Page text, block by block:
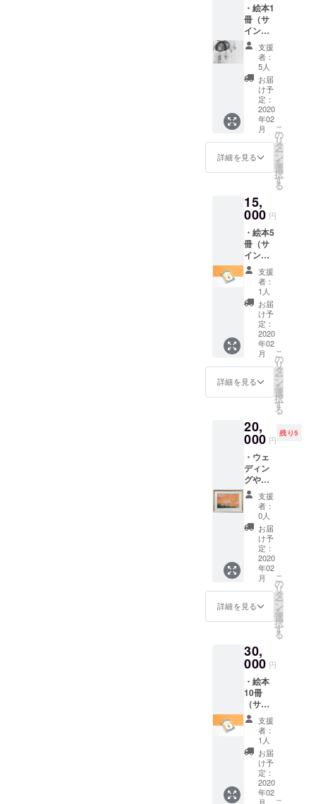
・絵本1
冊（サ
イン入
り） ・
ポスト
カード1
枚（ラ
ンダ
ム） ・
絵本ラ
フ画
（ラン
ダムB4
サイ
ズ） ・
手書き
トお手
紙
支援
者：
5人
お届
け予
定：
2020
年02
月
詳細を見る
こ
の
リ
タ
ー
ン
を
選
択
す
る
15,
000 円
・絵本5
冊（サ
イン入
り） ・
絵本1冊
につき
ポスト
カード1
枚（ラ
ンダム
合計5
枚） ・
手書き
イラス
ト付き
お手紙
支援
者：
1人
お届
け予
定：
2020
年02
月
詳細を見る
こ
の
リ
タ
ー
ン
を
選
択
す
る
20,
000 円
残り5
・ウェ
ディン
グやお
家の玄
関用に
ウェル
カム
ボード
描きま
す。 ・
手書き
イラス
ト付き
お手紙
入れて
ほしい
や、モ
チー
フ、家
族写真
などあ
れば備
考欄に
てお知
らせく
ださ
い。 後
日メー
ルでご
連絡差
支援
者：
0人
お届
け予
定：
2020
年02
月
詳細を見る
こ
の
リ
タ
ー
ン
を
選
択
す
る
30,
000 円
・絵本
10冊
（サイ
ン入
り） ・
絵本1冊
につき
ポスト
カード1
枚（ラ
ンダム
支援
者：
1人
お届
け予
定：
2020
年02
月